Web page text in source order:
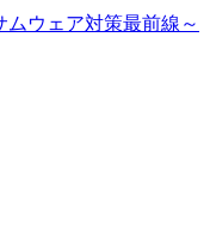
ムウェア対策最前線～